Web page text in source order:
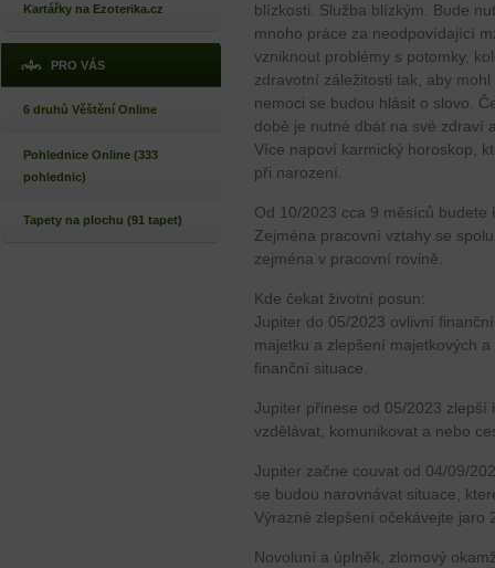
Kartářky na Ezoterika.cz
PRO VÁS
6 druhů Věštění Online
Pohlednice Online (333
pohlednic)
Tapety na plochu (91 tapet)
blízkosti. Služba blízkým. Bude
mnoho práce za neodpovídající
vzniknout problémy s potomky,
zdravotní záležitosti tak, aby
nemoci se budou hlásit o slovo.
době je nutné dbát na své zdraví
Více napoví karmický horoskop,
při narození.
Od 10/2023 cca 9 měsíců budete
Zejména pracovní vztahy se
zejména v pracovní rovině.
Kde čekat životní posun:
Jupiter do 05/2023 ovlivní
majetku a zlepšení majetkových
finanční situace.
Jupiter přinese od 05/2023
vzdělávat, komunikovat a nebo
Jupiter začne couvat od 04/09/
se budou narovnávat situace,
Výrazné zlepšení očekávejte jaro
Novoluní a úplněk, zlomový